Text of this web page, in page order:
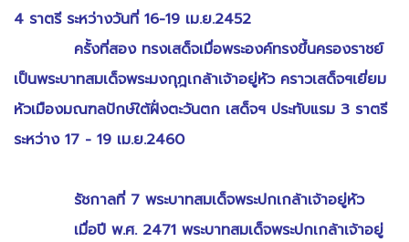
4 ราตรี ระหว่างวันที่ 16-19 เม.ย.2452
ครั้งที่สอง ทรงเสด็จเมื่อพระองค์ทรงขึ้นครองราชย์
เป็นพระบาทสมเด็จพระมงกุฎเกล้าเจ้าอยู่หัว คราวเสด็จฯเยี่ยม
หัวเมืองมณฑลปักษ์ใต้ฝั่งตะวันตก เสด็จฯ ประทับแรม 3 ราตรี
ระหว่าง 17 - 19 เม.ย.2460
รัชกาลที่ 7 พระบาทสมเด็จพระปกเกล้าเจ้าอยู่หัว
เมื่อปี พ.ศ. 2471 พระบาทสมเด็จพระปกเกล้าเจ้าอยู่